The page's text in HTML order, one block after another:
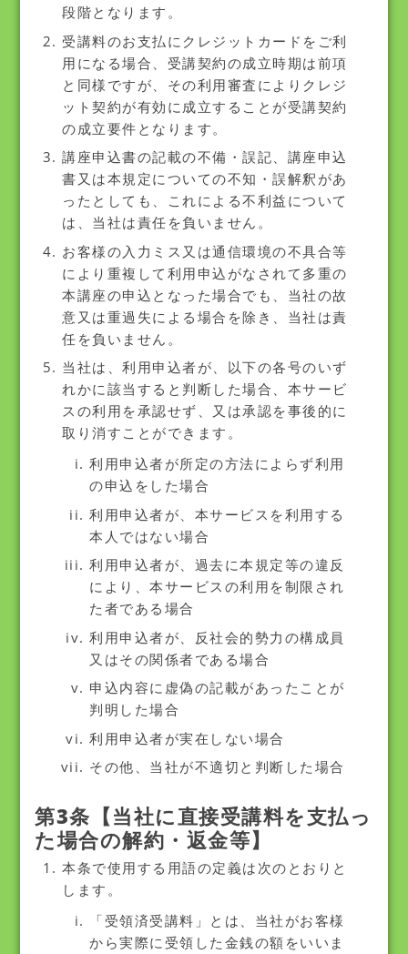
段階となります。
受講料のお支払にクレジットカードをご利
用になる場合、受講契約の成立時期は前項
と同様ですが、その利用審査によりクレジ
ット契約が有効に成立することが受講契約
の成立要件となります。
講座申込書の記載の不備・誤記、講座申込
書又は本規定についての不知・誤解釈があ
ったとしても、これによる不利益について
は、当社は責任を負いません。
お客様の入力ミス又は通信環境の不具合等
により重複して利用申込がなされて多重の
本講座の申込となった場合でも、当社の故
意又は重過失による場合を除き、当社は責
任を負いません。
当社は、利用申込者が、以下の各号のいず
れかに該当すると判断した場合、本サービ
スの利用を承認せず、又は承認を事後的に
取り消すことができます。
利用申込者が所定の方法によらず利用
の申込をした場合
利用申込者が、本サービスを利用する
本人ではない場合
利用申込者が、過去に本規定等の違反
により、本サービスの利用を制限され
た者である場合
利用申込者が、反社会的勢力の構成員
又はその関係者である場合
申込内容に虚偽の記載があったことが
判明した場合
利用申込者が実在しない場合
その他、当社が不適切と判断した場合
第3条【当社に直接受講料を支払っ
た場合の解約・返金等】
本条で使用する用語の定義は次のとおりと
します。
「受領済受講料」とは、当社がお客様
から実際に受領した金銭の額をいいま